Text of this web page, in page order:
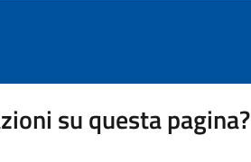
su questa pagina?